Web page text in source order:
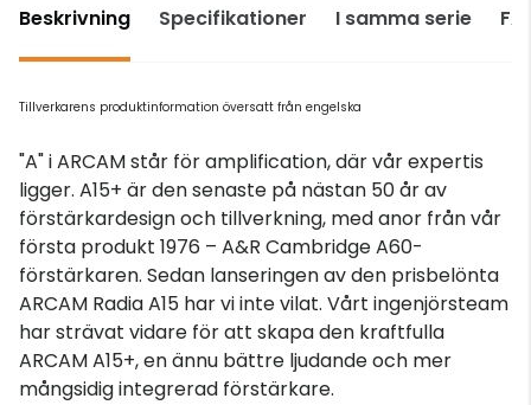
Beskrivning Specifikationer I samma serie
Tillverkarens produktinformation översatt från engelska
"A" i ARCAM står för amplification, där vår expertis
ligger. A15+ är den senaste på nästan 50 år av
förstärkardesign och tillverkning, med anor från vår
första produkt 1976 – A&R Cambridge A60-
förstärkaren. Sedan lanseringen av den prisbelönta
ARCAM Radia A15 har vi inte vilat. Vårt ingenjörsteam
har strävat vidare för att skapa den kraftfulla
ARCAM A15+, en ännu bättre ljudande och mer
mångsidig integrerad förstärkare.